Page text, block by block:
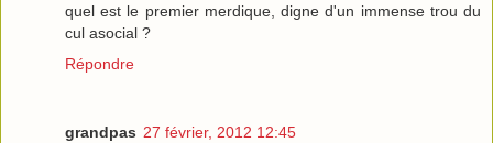
quel est le premier merdique, digne d'un immense trou du
cul asocial ?
Répondre
grandpas 27 février, 2012 12:45